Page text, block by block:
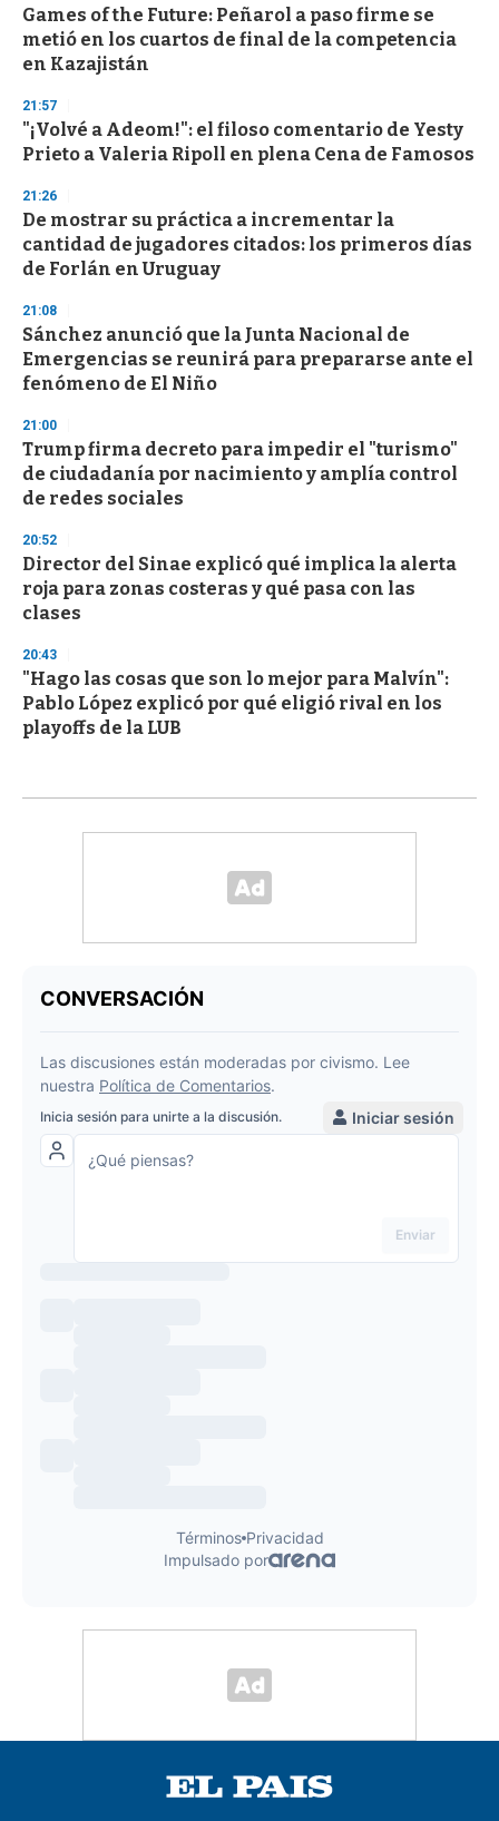
e
c
o
n
Games of the Future: Peñarol a paso firme se
metió en los cuartos de final de la competencia
en Kazajistán
21:57
"¡Volvé a Adeom!": el filoso comentario de Yesty
Prieto a Valeria Ripoll en plena Cena de Famosos
21:26
De mostrar su práctica a incrementar la
cantidad de jugadores citados: los primeros días
de Forlán en Uruguay
21:08
Sánchez anunció que la Junta Nacional de
Emergencias se reunirá para prepararse ante el
fenómeno de El Niño
21:00
Trump firma decreto para impedir el "turismo"
de ciudadanía por nacimiento y amplía control
de redes sociales
20:52
Director del Sinae explicó qué implica la alerta
roja para zonas costeras y qué pasa con las
clases
20:43
"Hago las cosas que son lo mejor para Malvín":
Pablo López explicó por qué eligió rival en los
playoffs de la LUB